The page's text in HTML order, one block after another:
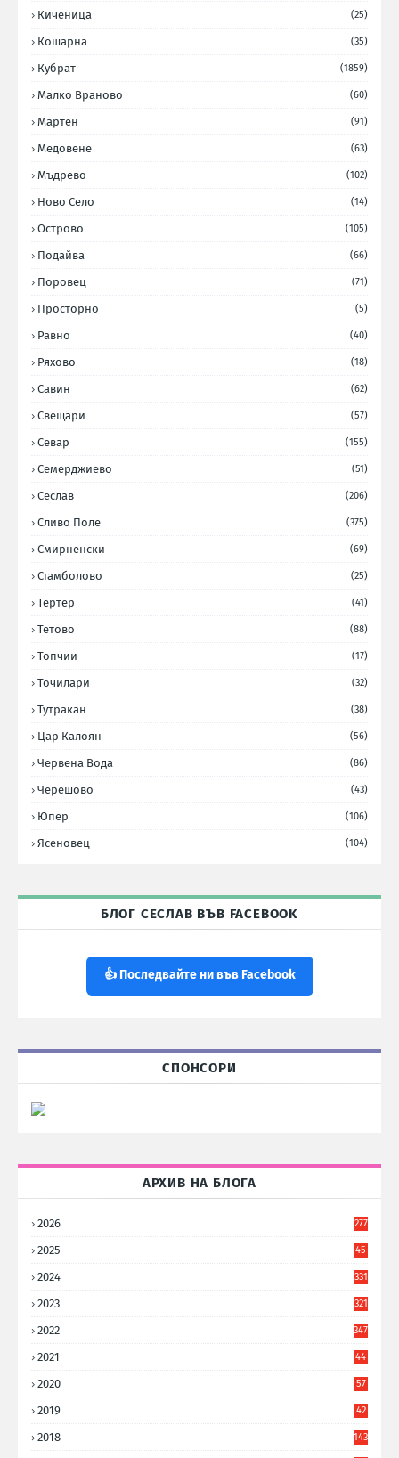
Киченица (25)
Кошарна (35)
Кубрат (1859)
Малко Враново (60)
Мартен (91)
Медовене (63)
Мъдрево (102)
Ново Село (14)
Острово (105)
Подайва (66)
Поровец (71)
Просторно (5)
Равно (40)
Ряхово (18)
Савин (62)
Свещари (57)
Севар (155)
Семерджиево (51)
Сеслав (206)
Сливо Поле (375)
Смирненски (69)
Стамболово (25)
Тертер (41)
Тетово (88)
Топчии (17)
Точилари (32)
Тутракан (38)
Цар Калоян (56)
Червена Вода (86)
Черешово (43)
Юпер (106)
Ясеновец (104)
БЛОГ СЕСЛАВ ВЪВ FACEBOOK
👍 Последвайте ни във Facebook
СПОНСОРИ
АРХИВ НА БЛОГА
2026 277
2025
45
2024 331
2023 321
2022 347
2021
44
2020
57
2019
42
2018 143